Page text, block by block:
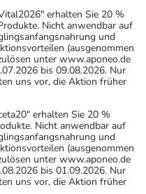
kann auch bei
beeinträchtigt sein.
Sie am Straßenverkehr
im Haushalt) bedienen,
Strahlung, z.B. in
Sonnenbädern, weil die
Arzneimittels
erhalten Sie 20 %
Nicht anwendbar auf
und
(ausgenommen
unter www.aponeo.de
bis 09.08.2026. Nur
uns vor, die Aktion früher
erhalten Sie 20 %
Nicht anwendbar auf
und
(ausgenommen
unter www.aponeo.de
bis 01.09.2026. Nur
uns vor, die Aktion früher